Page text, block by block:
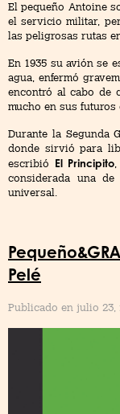
El pequeño Antoine
el servicio militar,
las peligrosas rutas
En 1935 su avión se
agua, enfermó
encontró al cabo de
mucho en sus futuros
Durante la Segunda
donde sirvió para
escribió El Principito
considerada una
universal.
Pelé
Publicado en julio 23,